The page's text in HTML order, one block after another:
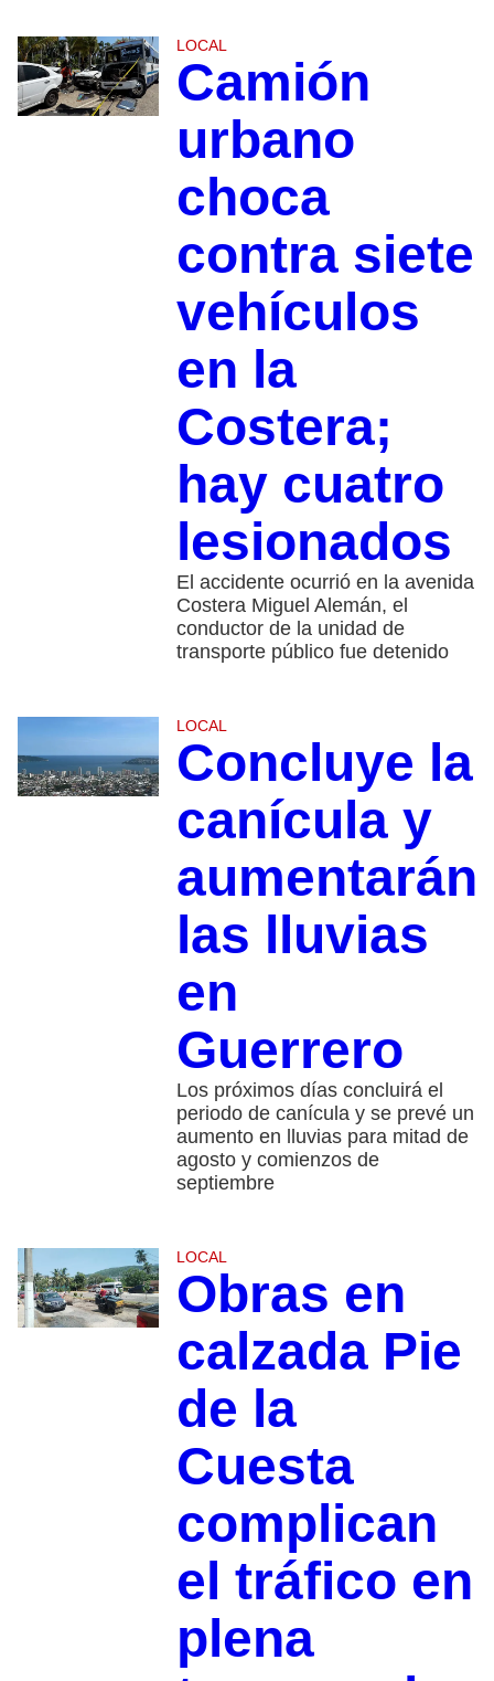
LOCAL
Camión
urbano
choca
contra siete
vehículos
en la
Costera;
hay cuatro
lesionados
El accidente ocurrió en la avenida
Costera Miguel Alemán, el
conductor de la unidad de
transporte público fue detenido
LOCAL
Concluye la
canícula y
aumentarán
las lluvias
en
Guerrero
Los próximos días concluirá el
periodo de canícula y se prevé un
aumento en lluvias para mitad de
agosto y comienzos de
septiembre
LOCAL
Obras en
calzada Pie
de la
Cuesta
complican
el tráfico en
plena